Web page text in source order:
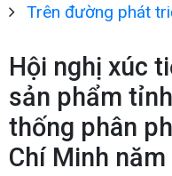
Trên đường phát
Hội nghị xúc
sản phẩm
thống phân
Chí Minh